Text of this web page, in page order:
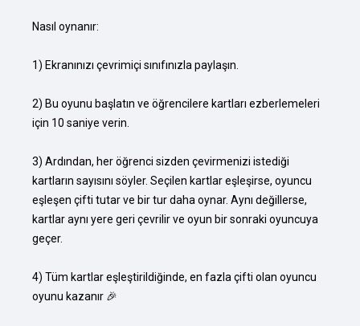
Nasıl oynanır:
1) Ekranınızı çevrimiçi sınıfınızla paylaşın.
2) Bu oyunu başlatın ve öğrencilere kartları ezberlemeleri
için 10 saniye verin.
3) Ardından, her öğrenci sizden çevirmenizi istediği
kartların sayısını söyler. Seçilen kartlar eşleşirse, oyuncu
eşleşen çifti tutar ve bir tur daha oynar. Aynı değillerse,
kartlar aynı yere geri çevrilir ve oyun bir sonraki oyuncuya
geçer.
4) Tüm kartlar eşleştirildiğinde, en fazla çifti olan oyuncu
oyunu kazanır 🎉